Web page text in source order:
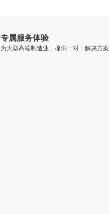
专属服务体验
为大型高端制造业，提供一对一解决方案